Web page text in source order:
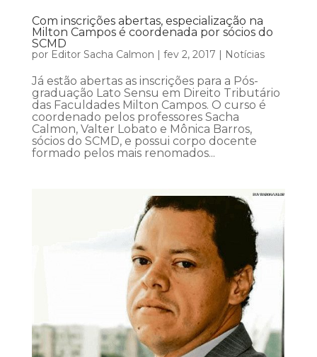
Com inscrições abertas, especialização na
Milton Campos é coordenada por sócios do
SCMD
por Editor Sacha Calmon | fev 2, 2017 | Notícias
Já estão abertas as inscrições para a Pós-
graduação Lato Sensu em Direito Tributário
das Faculdades Milton Campos. O curso é
coordenado pelos professores Sacha
Calmon, Valter Lobato e Mônica Barros,
sócios do SCMD, e possui corpo docente
formado pelos mais renomados...